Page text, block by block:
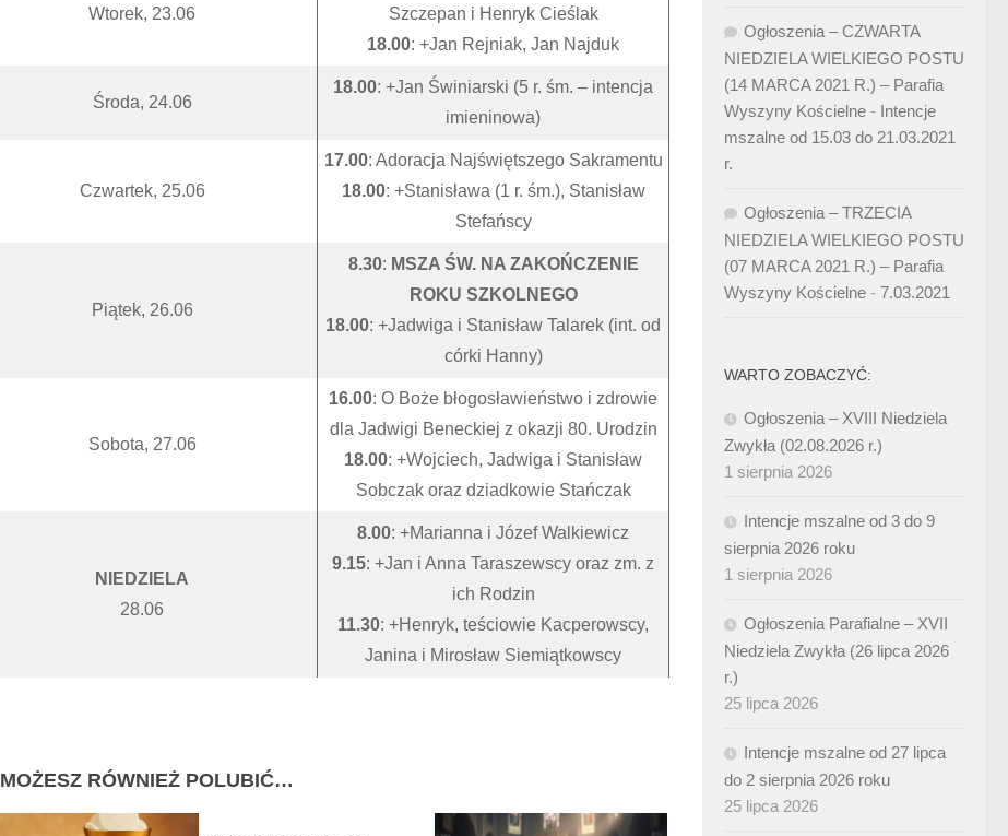
Wtorek, 23.06
Szczepan i Henryk Cieślak
18.00: +Jan Rejniak, Jan Najduk
Środa, 24.06
18.00: +Jan Świniarski (5 r. śm. – intencja
imieninowa)
Czwartek, 25.06
17.00: Adoracja Najświętszego Sakramentu
18.00: +Stanisława (1 r. śm.), Stanisław
Stefańscy
Piątek, 26.06
8.30: MSZA ŚW. NA ZAKOŃCZENIE
ROKU SZKOLNEGO
18.00: +Jadwiga i Stanisław Talarek (int. od
córki Hanny)
Sobota, 27.06
16.00: O Boże błogosławieństwo i zdrowie
dla Jadwigi Beneckiej z okazji 80. Urodzin
18.00: +Wojciech, Jadwiga i Stanisław
Sobczak oraz dziadkowie Stańczak
NIEDZIELA
28.06
8.00: +Marianna i Józef Walkiewicz
9.15: +Jan i Anna Taraszewscy oraz zm. z
ich Rodzin
11.30: +Henryk, teściowie Kacperowscy,
Janina i Mirosław Siemiątkowscy
MOŻESZ RÓWNIEŻ POLUBIĆ…
Ogłoszenia – CZWARTA
NIEDZIELA WIELKIEGO POSTU
(14 MARCA 2021 R.) – Parafia
Wyszyny Kościelne - Intencje
mszalne od 15.03 do 21.03.2021
r.
Ogłoszenia – TRZECIA
NIEDZIELA WIELKIEGO POSTU
(07 MARCA 2021 R.) – Parafia
Wyszyny Kościelne - 7.03.2021
WARTO ZOBACZYĆ:
Ogłoszenia – XVIII Niedziela
Zwykła (02.08.2026 r.)
1 sierpnia 2026
Intencje mszalne od 3 do 9
sierpnia 2026 roku
1 sierpnia 2026
Ogłoszenia Parafialne – XVII
Niedziela Zwykła (26 lipca 2026
r.)
25 lipca 2026
Intencje mszalne od 27 lipca
do 2 sierpnia 2026 roku
25 lipca 2026